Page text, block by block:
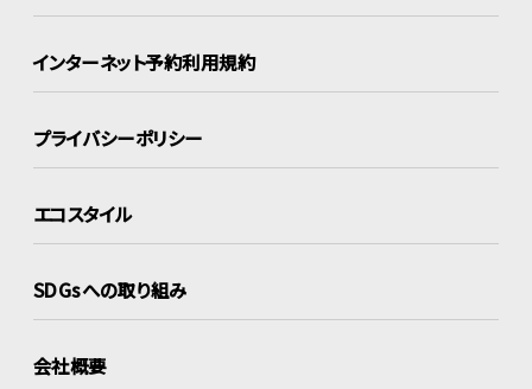
インターネット予約利用規約
プライバシーポリシー
エコスタイル
SDGsへの取り組み
会社概要